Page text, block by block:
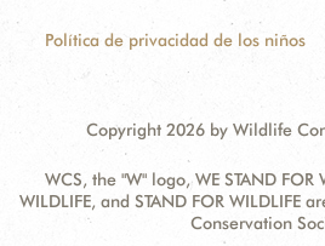
Política de privacidad de los niños
Copyright 2026 by Wildlife
WCS, the "W" logo, WE STAND FOR
WILDLIFE, and STAND FOR WILDLIFE
Conservation